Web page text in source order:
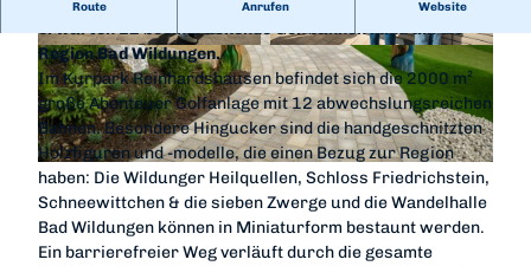
© Abenteuergolf Reinhardshausen, Koschargraphy |CC-BY-SA
© Abenteuergolf Reinhardshausen, Koschargr
aphy |CC-BY-SA
© Abenteuergolf Reinhardshausen, Koschargr
aphy |CC-BY-SA
Route Anrufen Website
Erlebt auf 2000 m² ein spannendes Golfabenteuer. Euch
erwarten 12 beeindruckende Golfbahnen rund um die
Region Bad Wildungen.
Im Kurpark Reinhardshausen befindet sich die 2000 m²
große Abenteuer Golfanlage mit 12 abwechslungsreichen
Bahnen. Besondere Hingucker sind die handgeschnitzten
Holzfiguren und -modelle, die einen Bezug zur Region
haben: Die Wildunger Heilquellen, Schloss Friedrichstein,
Schneewittchen & die sieben Zwerge und die Wandelhalle
Bad Wildungen können in Miniaturform bestaunt werden.
Ein barrierefreier Weg verläuft durch die gesamte